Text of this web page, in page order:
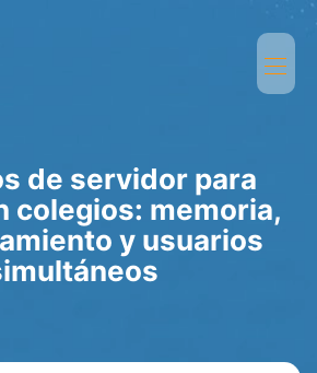
de servidor para
colegios: memoria,
y usuarios